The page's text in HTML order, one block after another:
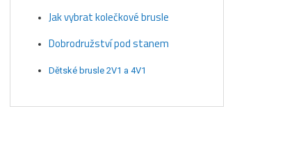
Jak vybrat kolečkové brusle
Dobrodružství pod stanem
Dětské brusle 2V1 a 4V1